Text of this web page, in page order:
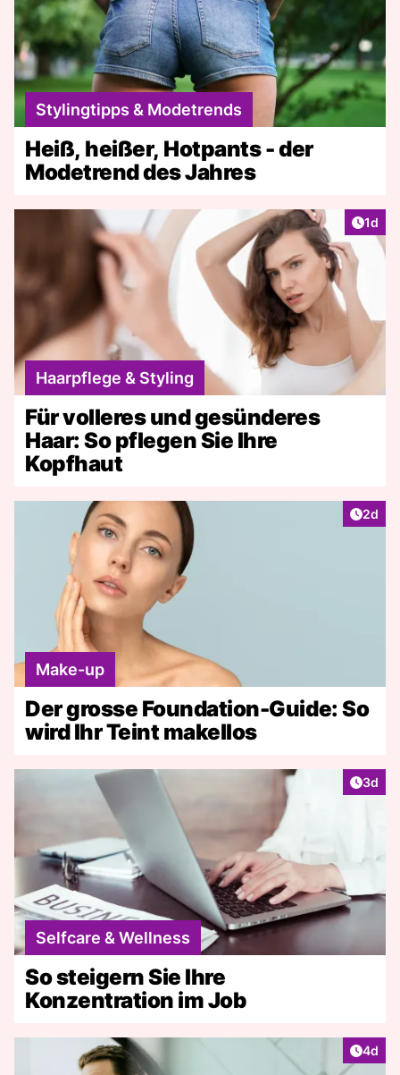
Stylingtipps & Modetrends
Heiß, heißer, Hotpants - der
Modetrend des Jahres
1d
Haarpflege & Styling
Für volleres und gesünderes
Haar: So pflegen Sie Ihre
Kopfhaut
2d
Make-up
Der grosse Foundation-Guide: So
wird Ihr Teint makellos
3d
Selfcare & Wellness
So steigern Sie Ihre
Konzentration im Job
4d